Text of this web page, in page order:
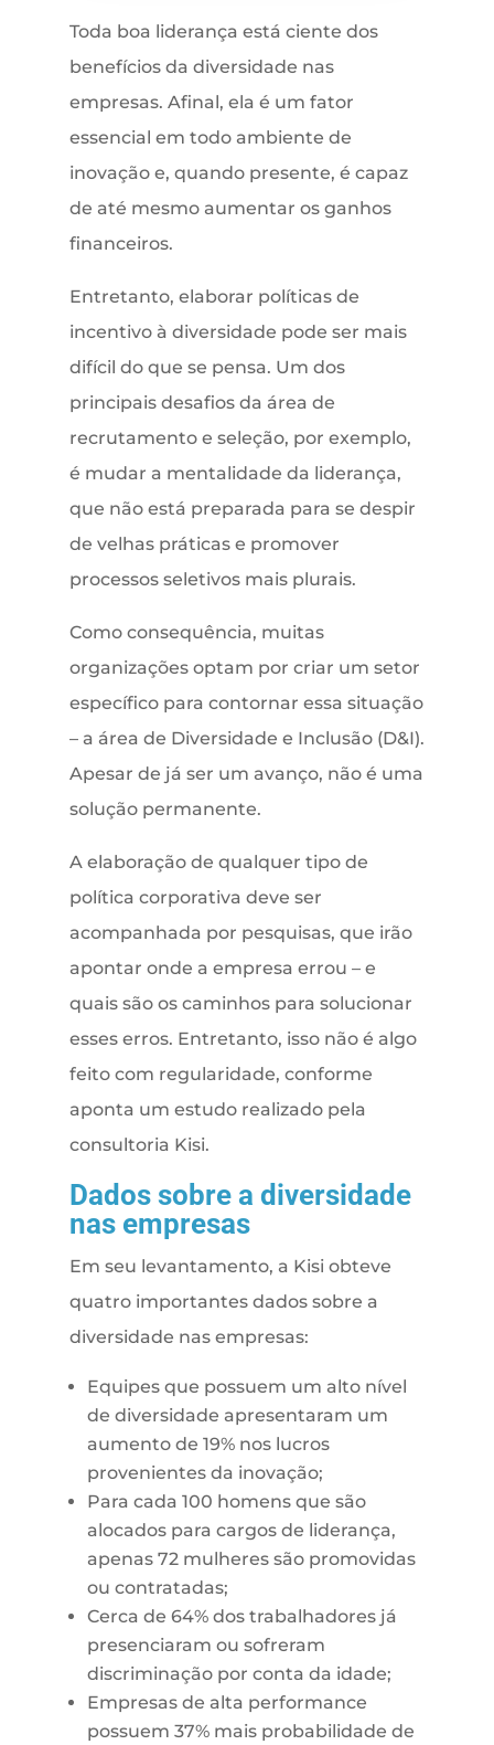
Toda boa liderança está ciente dos
benefícios da diversidade nas
empresas. Afinal, ela é um fator
essencial em todo ambiente de
inovação e, quando presente, é capaz
de até mesmo aumentar os ganhos
financeiros.
Entretanto, elaborar políticas de
incentivo à diversidade pode ser mais
difícil do que se pensa. Um dos
principais desafios da área de
recrutamento e seleção, por exemplo,
é mudar a mentalidade da liderança,
que não está preparada para se despir
de velhas práticas e promover
processos seletivos mais plurais.
Como consequência, muitas
organizações optam por criar um setor
específico para contornar essa situação
– a área de Diversidade e Inclusão (D&I).
Apesar de já ser um avanço, não é uma
solução permanente.
A elaboração de qualquer tipo de
política corporativa deve ser
acompanhada por pesquisas, que irão
apontar onde a empresa errou – e
quais são os caminhos para solucionar
esses erros. Entretanto, isso não é algo
feito com regularidade, conforme
aponta um estudo realizado pela
consultoria Kisi.
Dados sobre a diversidade
nas empresas
Em seu levantamento, a Kisi obteve
quatro importantes dados sobre a
diversidade nas empresas:
Equipes que possuem um alto nível
de diversidade apresentaram um
aumento de 19% nos lucros
provenientes da inovação;
Para cada 100 homens que são
alocados para cargos de liderança,
apenas 72 mulheres são promovidas
ou contratadas;
Cerca de 64% dos trabalhadores já
presenciaram ou sofreram
discriminação por conta da idade;
Empresas de alta performance
possuem 37% mais probabilidade de